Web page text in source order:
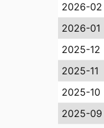
2026-02
2026-01
2025-12
2025-11
2025-10
2025-09